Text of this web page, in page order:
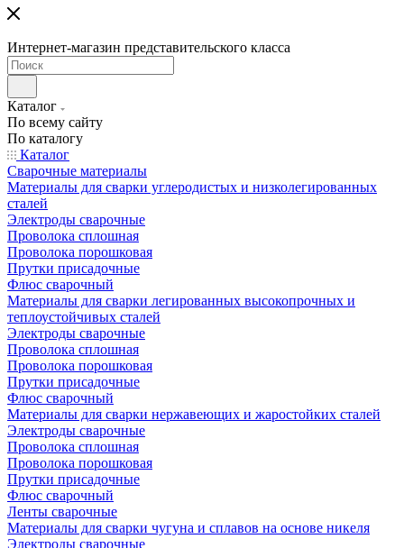
Интернет-магазин представительского класса
Каталог
По всему сайту
По каталогу
Каталог
Сварочные материалы
Материалы для сварки углеродистых и низколегированных
сталей
Электроды сварочные
Проволока сплошная
Проволока порошковая
Прутки присадочные
Флюс сварочный
Материалы для сварки легированных высокопрочных и
теплоустойчивых сталей
Электроды сварочные
Проволока сплошная
Проволока порошковая
Прутки присадочные
Флюс сварочный
Материалы для сварки нержавеющих и жаростойких сталей
Электроды сварочные
Проволока сплошная
Проволока порошковая
Прутки присадочные
Флюс сварочный
Ленты сварочные
Материалы для сварки чугуна и сплавов на основе никеля
Электроды сварочные